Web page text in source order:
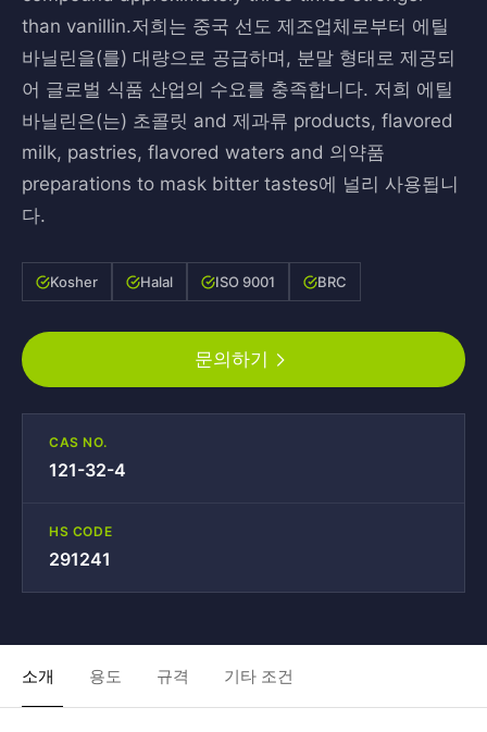
than vanillin.저희는 중국 선도 제조업체로부터 에틸
바닐린을(를) 대량으로 공급하며, 분말 형태로 제공되
어 글로벌 식품 산업의 수요를 충족합니다. 저희 에틸
바닐린은(는) 초콜릿 and 제과류 products, flavored
milk, pastries, flavored waters and 의약품
preparations to mask bitter tastes에 널리 사용됩니
다.
Kosher Halal ISO 9001 BRC
문의하기
CAS NO.
121-32-4
HS CODE
291241
소개 용도 규격 기타 조건